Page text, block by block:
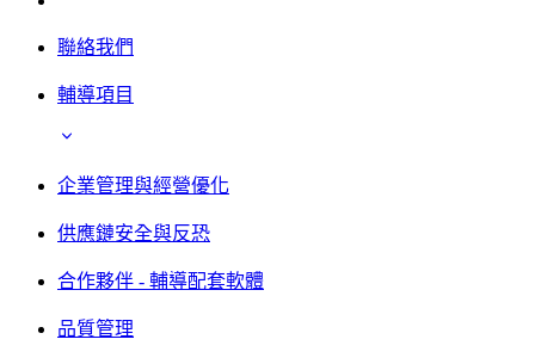
聯絡我們
輔導項目
企業管理與經營優化
供應鏈安全與反恐
合作夥伴 - 輔導配套軟體
品質管理